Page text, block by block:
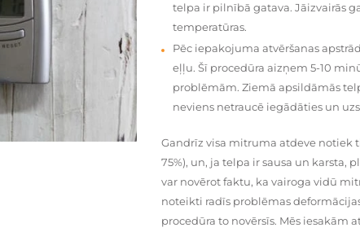
telpa ir pilnībā gatava. Jāizvairās
temperatūras.
Pēc iepakojuma atvēršanas
eļļu. Šī procedūra aizņem 5-10
problēmām. Ziemā apsildāmās
neviens netraucē iegādāties un
Gandrīz visa mitruma atdeve notiek
75%), un, ja telpa ir sausa un karsta,
var novērot faktu, ka vairoga vidū
noteikti radīs problēmas
procedūra to novērsīs. Mēs iesakām